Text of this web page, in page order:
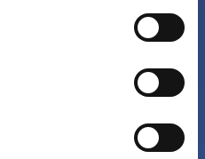
costantemente
i problemi. Il mondo di